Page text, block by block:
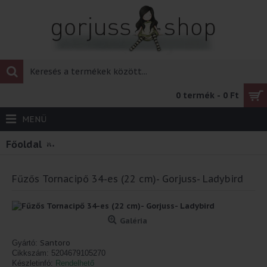
0 termék - 0 Ft
MENÜ
Főoldal Fűzős Tornacipő 34-es (22 cm)- Gorjuss-
Fűzős Tornacipő 34-es (22 cm)- Gorjuss- Ladybird
Galéria
Gyártó: Santoro
Cikkszám: 5204679105270
Készletinfó: Rendelhető